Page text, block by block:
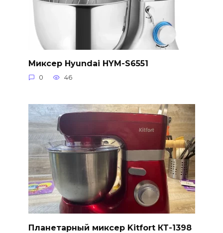
Миксер Hyundai HYM-S6551
0 46
Планетарный миксер Kitfort КТ-1398